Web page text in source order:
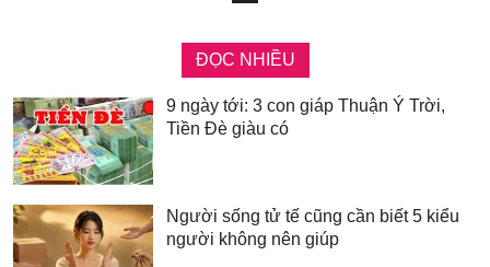
ĐỌC NHIỀU
9 ngày tới: 3 con giáp Thuận Ý Trời,
Tiền Đè giàu có
Người sống tử tế cũng cần biết 5 kiểu
người không nên giúp